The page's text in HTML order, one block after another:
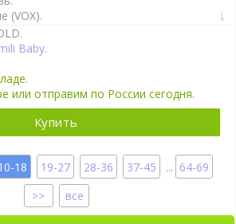
(VOX).
включается в приложении..
Wi-Fi.
Подробно
Baby.
или отправим по России сегодня.
Купить
18 19-27 28-36 37-45 ... 64-69
все